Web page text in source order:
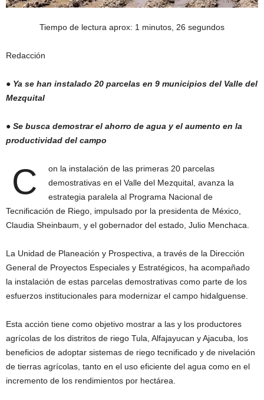
Tiempo de lectura aprox: 1 minutos, 26 segundos
Redacción
● Ya se han instalado 20 parcelas en 9 municipios del Valle del
Mezquital
● Se busca demostrar el ahorro de agua y el aumento en la
productividad del campo
C
on la instalación de las primeras 20 parcelas
demostrativas en el Valle del Mezquital, avanza la
estrategia paralela al Programa Nacional de
Tecnificación de Riego, impulsado por la presidenta de México,
Claudia Sheinbaum, y el gobernador del estado, Julio Menchaca.
La Unidad de Planeación y Prospectiva, a través de la Dirección
General de Proyectos Especiales y Estratégicos, ha acompañado
la instalación de estas parcelas demostrativas como parte de los
esfuerzos institucionales para modernizar el campo hidalguense.
Esta acción tiene como objetivo mostrar a las y los productores
agrícolas de los distritos de riego Tula, Alfajayucan y Ajacuba, los
beneficios de adoptar sistemas de riego tecnificado y de nivelación
de tierras agrícolas, tanto en el uso eficiente del agua como en el
incremento de los rendimientos por hectárea.